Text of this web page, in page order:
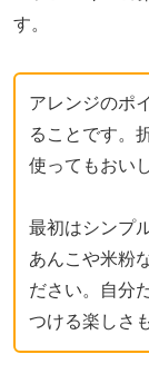
す。
アレンジのポ
ることです。
使ってもおい
最初はシンプ
あんこや米粉
ださい。自分
つける楽しさ